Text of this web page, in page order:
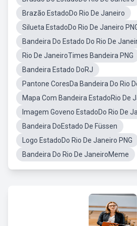
Brazão EstadoDo Rio De Janeiro
Silueta EstadoDo Rio De Janeiro
Bandeira Do Estado Do Rio De
Rio De JaneiroTimes Bandeira PNG
Bandeira Estado DoRJ
Pantone CoresDa Bandeira Do Rio
Mapa Com Bandeira EstadoRio De
Imagem Goveno EstadoDo Rio De
Bandeira DoEstado De Füssen
Logo EstadoDo Rio De Janeiro PNG
Bandeira Do Rio De JaneiroMeme